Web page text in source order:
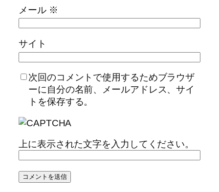
メール ※
サイト
次回のコメントで使用するためブラウザ
ーに自分の名前、メールアドレス、サイ
トを保存する。
上に表示された文字を入力してください。